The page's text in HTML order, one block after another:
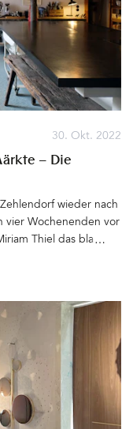
ein paar Minuten zu
uns ein junger
hinein nehmen. Wohin
sagen wir wie aus
you. Please
30. Okt. 2022
– Die
wieder nach
vier Wochenenden vor
Thiel das blaue
gibt es viel zu sehen,
lassen ihre Gäste
Jahren leben sie
nicht nur am Rande
sondern erschaffen mit
das nur entstehen
im Spiel ist. »Seit